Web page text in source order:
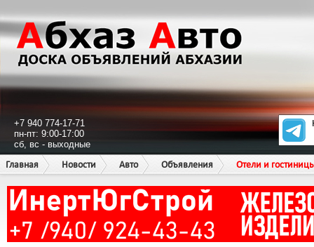
+7 940 774-17-71
пн-пт: 9:00-17:00
сб, вс - выходные
Главная
Новости Авто Объявления Отели и